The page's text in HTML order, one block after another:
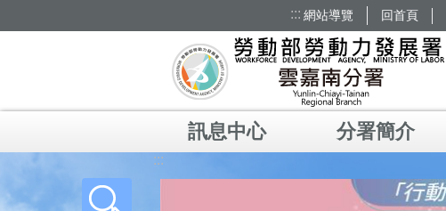
::: 網站導覽 回首頁
訊息中心 分署簡介
:::